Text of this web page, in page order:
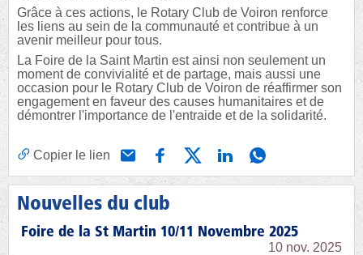
Grâce à ces actions, le Rotary Club de Voiron renforce
les liens au sein de la communauté et contribue à un
avenir meilleur pour tous.
La Foire de la Saint Martin est ainsi non seulement un
moment de convivialité et de partage, mais aussi une
occasion pour le Rotary Club de Voiron de réaffirmer son
engagement en faveur des causes humanitaires et de
démontrer l'importance de l'entraide et de la solidarité.
Copier le lien
Nouvelles du club
Foire de la St Martin 10/11 Novembre 2025
10 nov. 2025